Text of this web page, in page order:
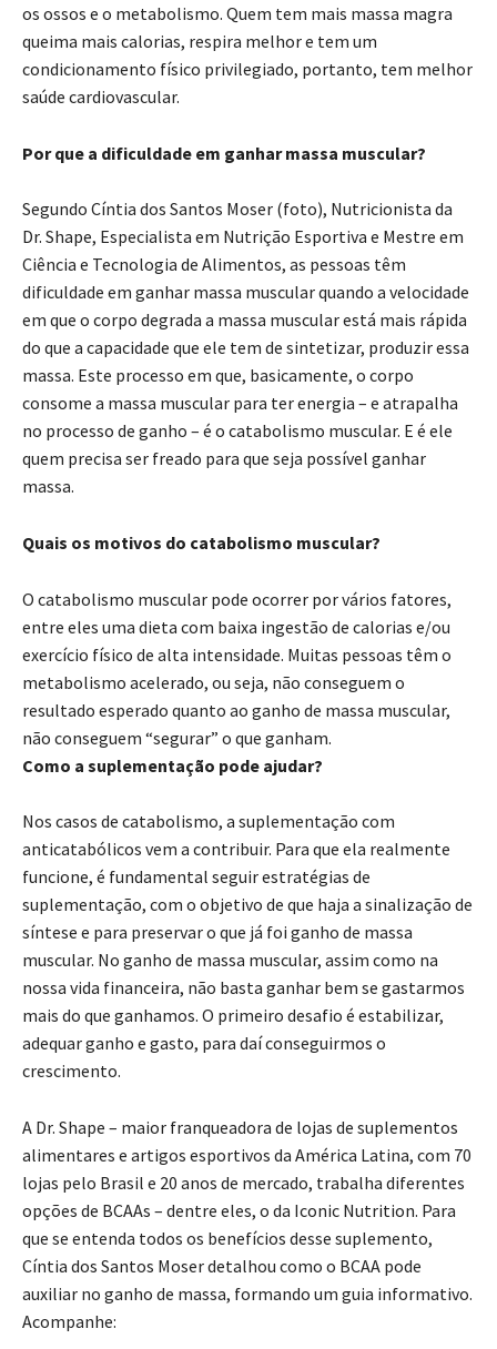
os ossos e o metabolismo. Quem tem mais massa magra
queima mais calorias, respira melhor e tem um
condicionamento físico privilegiado, portanto, tem melhor
saúde cardiovascular.
Por que a dificuldade em ganhar massa muscular?
Segundo Cíntia dos Santos Moser (foto), Nutricionista da
Dr. Shape, Especialista em Nutrição Esportiva e Mestre em
Ciência e Tecnologia de Alimentos, as pessoas têm
dificuldade em ganhar massa muscular quando a velocidade
em que o corpo degrada a massa muscular está mais rápida
do que a capacidade que ele tem de sintetizar, produzir essa
massa. Este processo em que, basicamente, o corpo
consome a massa muscular para ter energia – e atrapalha
no processo de ganho – é o catabolismo muscular. E é ele
quem precisa ser freado para que seja possível ganhar
massa.
Quais os motivos do catabolismo muscular?
O catabolismo muscular pode ocorrer por vários fatores,
entre eles uma dieta com baixa ingestão de calorias e/ou
exercício físico de alta intensidade. Muitas pessoas têm o
metabolismo acelerado, ou seja, não conseguem o
resultado esperado quanto ao ganho de massa muscular,
não conseguem “segurar” o que ganham.
Como a suplementação pode ajudar?
Nos casos de catabolismo, a suplementação com
anticatabólicos vem a contribuir. Para que ela realmente
funcione, é fundamental seguir estratégias de
suplementação, com o objetivo de que haja a sinalização de
síntese e para preservar o que já foi ganho de massa
muscular. No ganho de massa muscular, assim como na
nossa vida financeira, não basta ganhar bem se gastarmos
mais do que ganhamos. O primeiro desafio é estabilizar,
adequar ganho e gasto, para daí conseguirmos o
crescimento.
A Dr. Shape – maior franqueadora de lojas de suplementos
alimentares e artigos esportivos da América Latina, com 70
lojas pelo Brasil e 20 anos de mercado, trabalha diferentes
opções de BCAAs – dentre eles, o da Iconic Nutrition. Para
que se entenda todos os benefícios desse suplemento,
Cíntia dos Santos Moser detalhou como o BCAA pode
auxiliar no ganho de massa, formando um guia informativo.
Acompanhe: